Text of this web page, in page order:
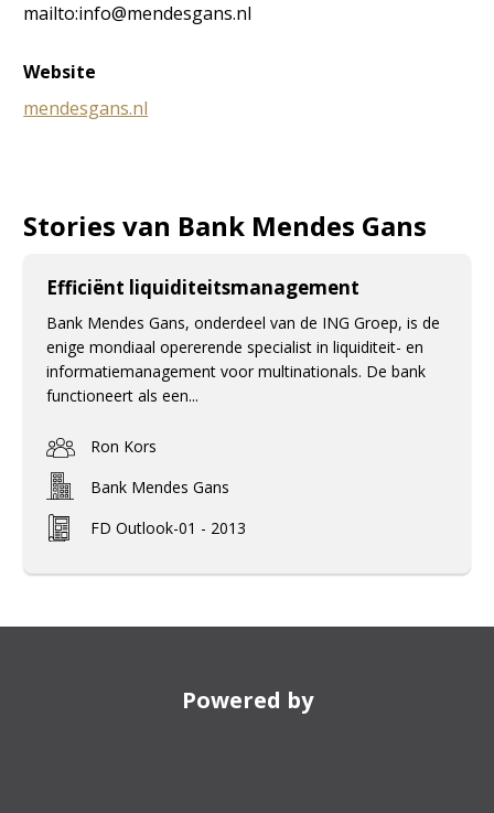
mailto:info@mendesgans.nl
Website
mendesgans.nl
Stories van Bank Mendes Gans
Efficiënt liquiditeitsmanagement
Bank Mendes Gans, onderdeel van de ING Groep, is de
enige mondiaal opererende specialist in liquiditeit- en
informatiemanagement voor multinationals. De bank
functioneert als een...
Ron Kors
Bank Mendes Gans
FD Outlook-01 - 2013
Powered by